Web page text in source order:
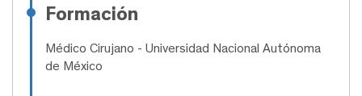
Formación
Médico Cirujano - Universidad Nacional Autónoma
de México